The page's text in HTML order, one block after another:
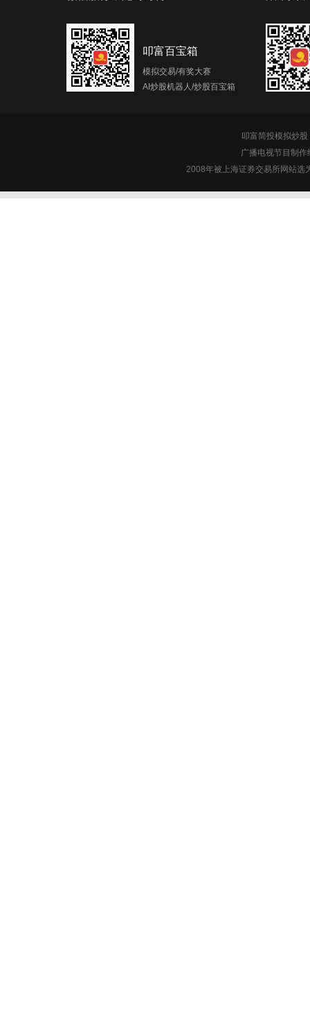
叩富百宝箱
模拟交易/有奖大赛
AI炒股机器人/炒股百宝箱
叩富简投模拟炒
广播电视节目制
2008年被上海证券交易所网站选